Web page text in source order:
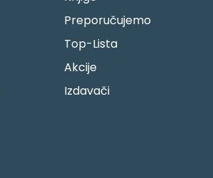
Preporučujemo
Top-Lista
Akcije
Izdavači